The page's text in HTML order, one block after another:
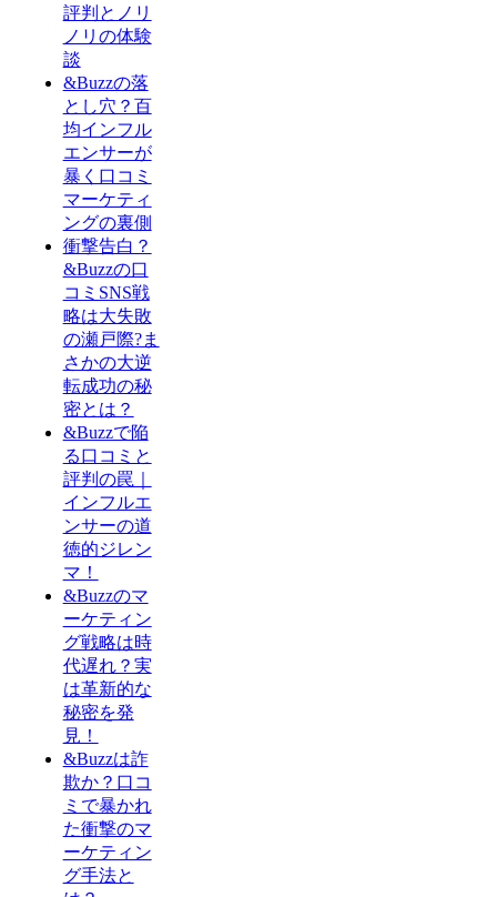
評判とノリ
ノリの体験
談
&Buzzの落
とし穴？百
均インフル
エンサーが
暴く口コミ
マーケティ
ングの裏側
衝撃告白？
&Buzzの口
コミSNS戦
略は大失敗
の瀬戸際?ま
さかの大逆
転成功の秘
密とは？
&Buzzで陥
る口コミと
評判の罠｜
インフルエ
ンサーの道
徳的ジレン
マ！
&Buzzのマ
ーケティン
グ戦略は時
代遅れ？実
は革新的な
秘密を発
見！
&Buzzは詐
欺か？口コ
ミで暴かれ
た衝撃のマ
ーケティン
グ手法と